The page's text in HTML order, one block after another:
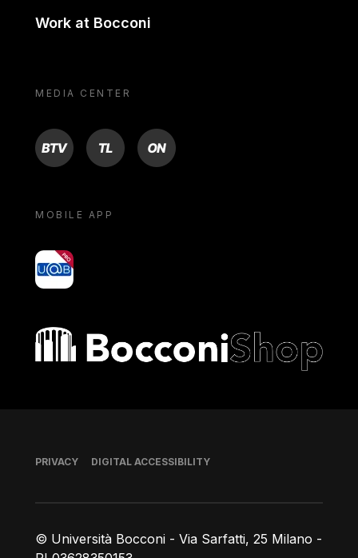
Work at Bocconi
MEDIA CENTER
BTV TL ON
MOBILE APP
yoU@B
Bocconi shop
© Università Bocconi - Via Sarfatti, 25 Milano -
Footer
PRIVACY DIGITAL ACCESSIBILITY